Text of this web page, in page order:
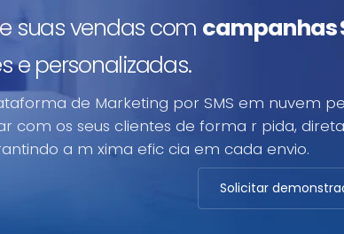
suas vendas com campanhas
e personalizadas.
de Marketing por SMS em nuvem
com os seus clientes de forma r pida,
a m xima efic cia em cada envio.
Solicitar